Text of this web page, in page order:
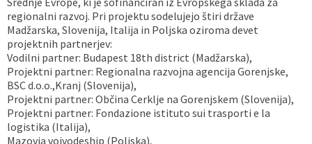
regionalni razvoj. Pri projektu sodelujejo štiri države
Madžarska, Slovenija, Italija in Poljska oziroma devet
projektnih partnerjev:
Vodilni partner: Budapest 18th district (Madžarska),
Projektni partner: Regionalna razvojna agencija Gorenjske,
BSC d.o.o.,Kranj (Slovenija),
Projektni partner: Občina Cerklje na Gorenjskem (Slovenija),
Projektni partner: Fondazione istituto sui trasporti e la
logistika (Italija),
Mazovia voivodeship (Poljska),